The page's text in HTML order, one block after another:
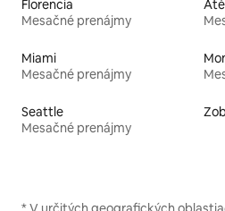
Florencia
Mesačné prenájmy
Miami
Mesačné prenájmy
Seattle
Mesačné prenájmy